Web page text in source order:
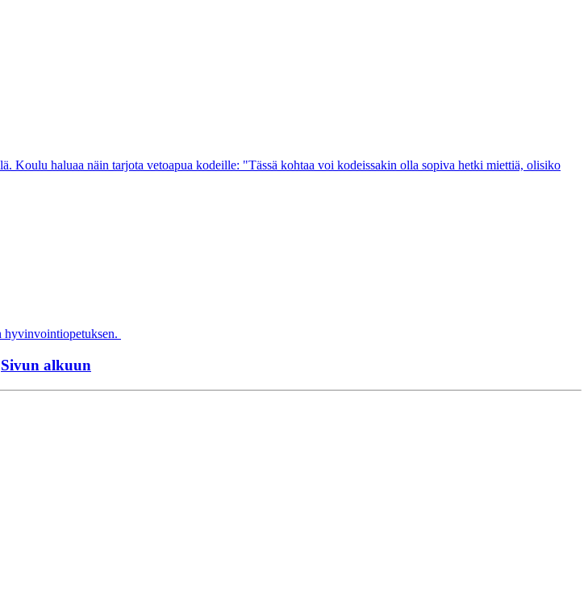
Koulu haluaa näin tarjota vetoapua kodeille: "Tässä kohtaa voi kodeissakin olla sopiva hetki miettiä, olisiko
hyvinvointiopetuksen.
Sivun alkuun